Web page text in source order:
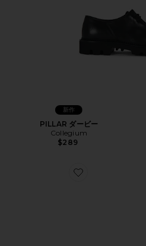
新作
PILLAR ダービー
Collegium
$289
Favorite AO シューズ